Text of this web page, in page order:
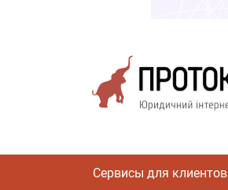
Сервисы для клиентов